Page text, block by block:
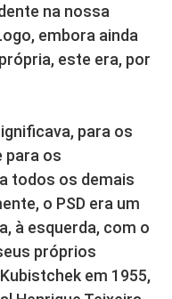
na nossa
embora ainda
este era, por
para os
para os
todos os demais
o PSD era um
à esquerda, com o
próprios
em 1955,